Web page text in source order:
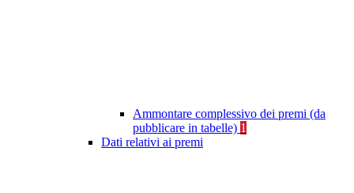
Ammontare complessivo dei premi (da
pubblicare in tabelle) 1
Dati relativi ai premi